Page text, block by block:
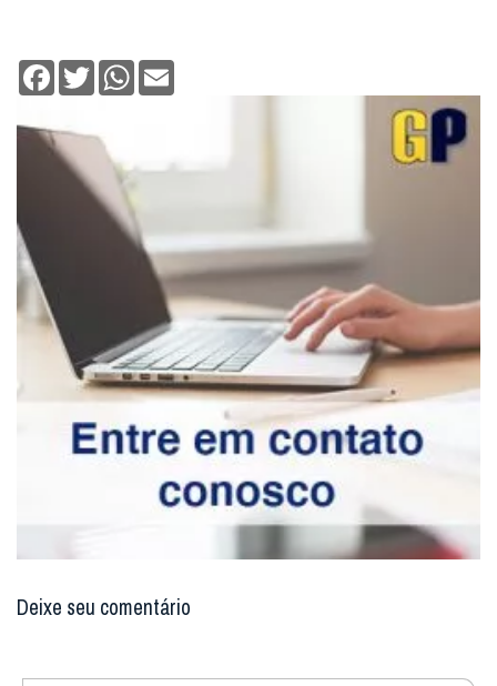
Facebook
TwitterWhatsApp
Deixe seu comentário